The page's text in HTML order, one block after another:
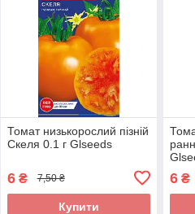
Томат низькорослий пізній
Скеля 0.1 г Glseeds
6₴ 7,50 ₴
Купити
6 ₴